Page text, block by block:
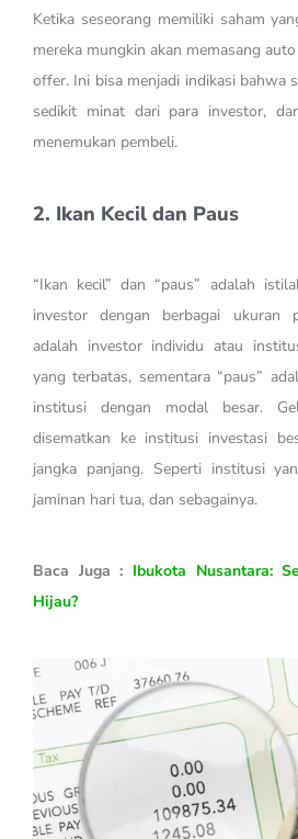
Ketika seseorang memiliki saham
mereka mungkin akan memasang
offer. Ini bisa menjadi indikasi bahwa
sedikit minat dari para investor,
menemukan pembeli.
2. Ikan Kecil dan Paus
“Ikan kecil” dan “paus” adalah
investor dengan berbagai ukuran
adalah investor individu atau
yang terbatas, sementara “paus”
institusi dengan modal besar.
disematkan ke institusi investasi
jangka panjang. Seperti institusi
jaminan hari tua, dan sebagainya.
Baca Juga : Ibukota Nusantara:
Hijau?